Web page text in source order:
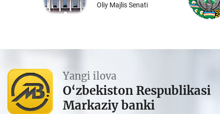
Oliy Majlis Senati
Yangi ilova
O‘zbekiston Respublikasi
Markaziy banki